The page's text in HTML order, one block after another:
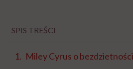
SPIS TREŚCI
Miley Cyrus o